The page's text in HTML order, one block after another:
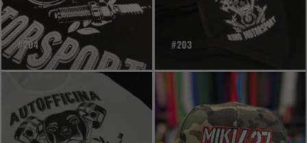
#204 #203